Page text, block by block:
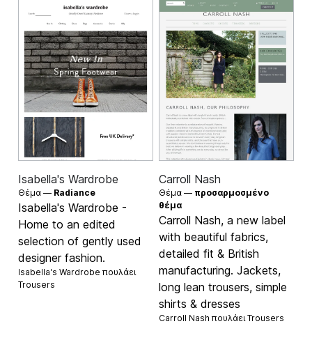
Isabella's Wardrobe
Θέμα — Radiance
Isabella's Wardrobe -
Home to an edited
selection of gently used
designer fashion.
Isabella's Wardrobe πουλάει
Trousers
Carroll Nash
Θέμα — προσαρμοσμένο
θέμα
Carroll Nash, a new label
with beautiful fabrics,
detailed fit & British
manufacturing. Jackets,
long lean trousers, simple
shirts & dresses
Carroll Nash πουλάει Trousers